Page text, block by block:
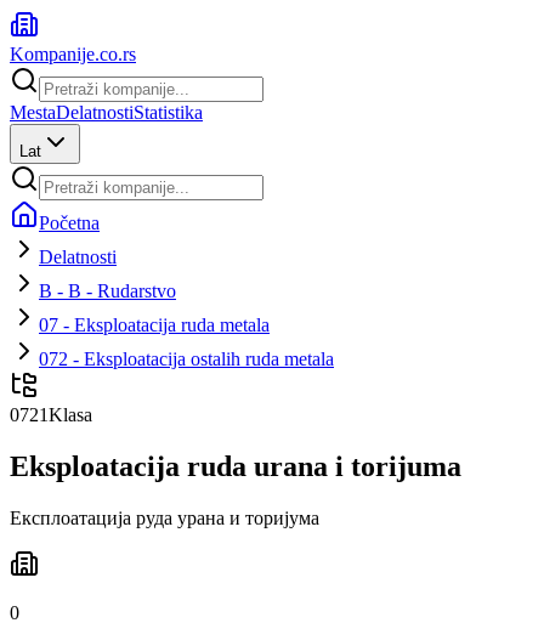
Kompanije.co.rs
MestaDelatnostiStatistika
Lat
Početna
Delatnosti
B - B - Rudarstvo
07 - Eksploatacija ruda metala
072 - Eksploatacija ostalih ruda metala
0721Klasa
Eksploatacija ruda urana i torijuma
Експлоатација руда урана и торијума
0